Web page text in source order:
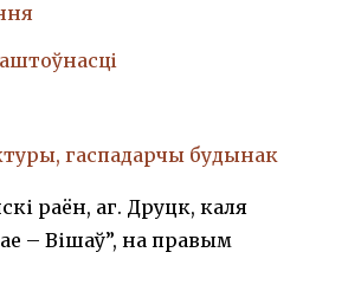
гаспадарчы будынак
раён, аг. Друцк, каля
– Вішаў”, на правым